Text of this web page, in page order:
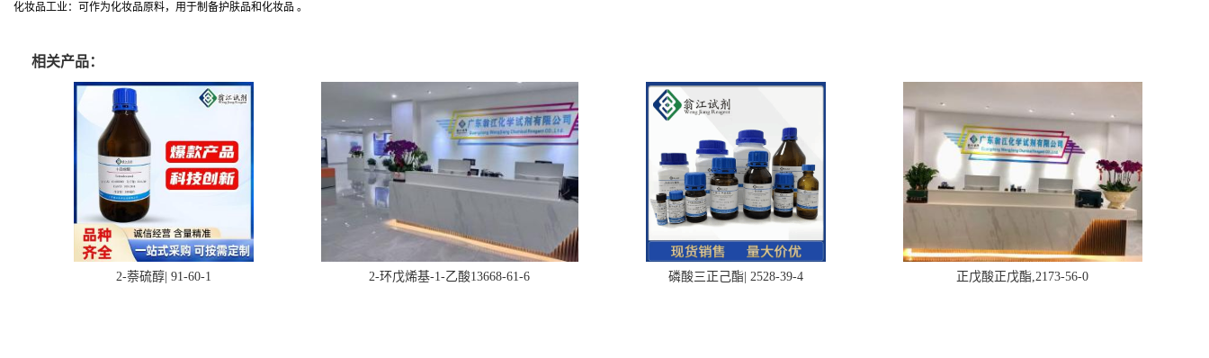
化妆品工业：可作为化妆品原料，用于制备护肤品和化妆品 。
相关产品：
2-萘硫醇| 91-60-1 2-环戊烯基-1-乙酸13668-61-6 磷酸三正己酯| 2528-39-4 正戊酸正戊酯,2173-56-0